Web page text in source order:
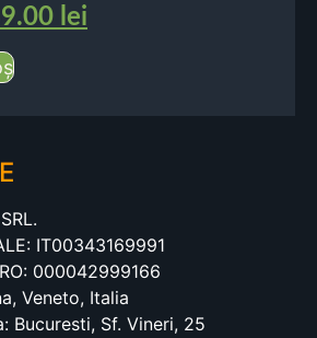
lei
IT00343169991
000042999166
Veneto, Italia
Bucuresti, Sf. Vineri, 25